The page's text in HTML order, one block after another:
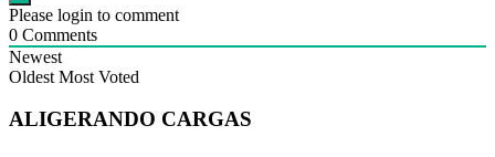
Please login to comment
0 Comments
Newest
Oldest Most Voted
ALIGERANDO CARGAS